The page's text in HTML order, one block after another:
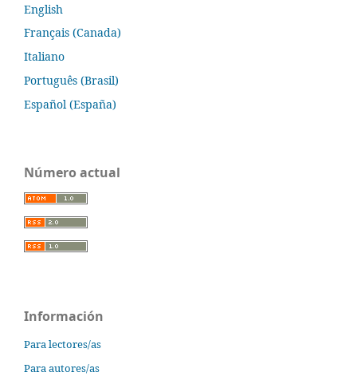
English
Français (Canada)
Italiano
Português (Brasil)
Español (España)
Número actual
Información
Para lectores/as
Para autores/as